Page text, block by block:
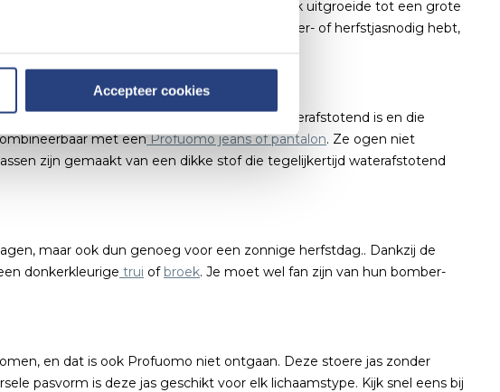
Accepteer cookies
jaren heen bewaard gebleven, terwijl het merk uitgroeide tot een grote
parka’s van Profuomo aan. Of je nu een winter- of herfstjasnodig hebt,
elegante en moderne Profuomo jassen!
te kiezen! Eentje die je warm houdt, die waterafstotend is en die
met eenProfuomo jeans of pantalon. Ze ogen niet
zijn gemaakt van een dikke stof die tegelijkertijd waterafstotend
maar ook dun genoeg voor een zonnige herfstdag.. Dankzij de
donkerkleurige trui of broek. Je moet wel fan zijn van hun bomber-
en dat is ook Profuomo niet ontgaan. Deze stoere jas zonder
pasvorm is deze jas geschikt voor elk lichaamstype. Kijk snel eens bij